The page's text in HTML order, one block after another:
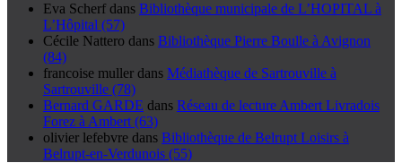
Eva Scherf dans Bibliothèque municipale de L’HOPITAL à
L’Hôpital (57)
Cécile Nattero dans Bibliothèque Pierre Boulle à Avignon
(84)
francoise muller dans Médiathèque de Sartrouville à
Sartrouville (78)
Bernard GARDE dans Réseau de lecture Ambert Livradois
Forez à Ambert (63)
olivier lefebvre dans Bibliothèque de Belrupt Loisirs à
Belrupt-en-Verdunois (55)